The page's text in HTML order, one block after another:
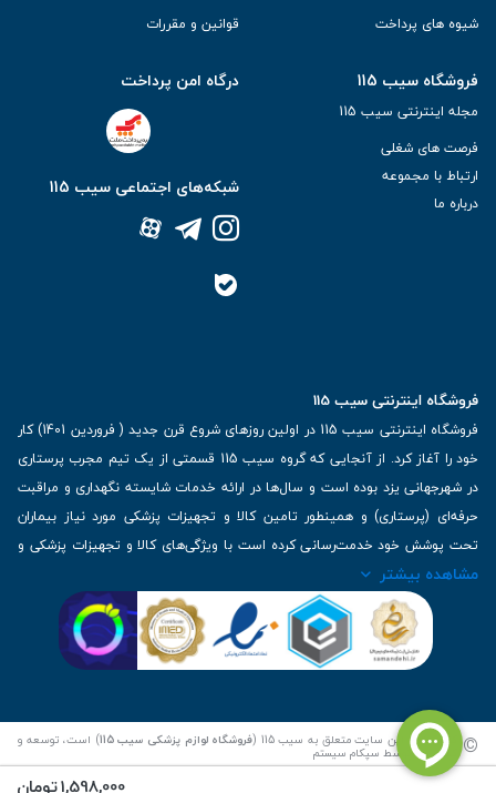
1,598,000تومان
شیوه های پرداخت
قوانین و مقررات
فروشگاه سیب 115
مجله اینترنتی سیب 115
فرصت های شغلی
ارتباط با مجموعه
درباره ما
درگاه امن پرداخت
شبکه‌های اجتماعی سیب 115
فروشگاه اینترنتی سیب 115
فروشگاه اینترنتی سیب 115 در اولین روزهای شروع قرن جدید ( فروردین 1401) کار
خود را آغاز کرد. از آنجایی که گروه سیب 115 قسمتی از یک تیم مجرب پرستاری
در شهرجهانی یزد بوده است و سال‌ها در ارائه خدمات شایسته نگهداری و مراقبت
حرفه‌ای (پرستاری) و همینطور تامین کالا و تجهیزات پزشکی مورد نیاز بیماران
تحت پوشش خود خدمت‌رسانی کرده است با ویژگی‌های کالا و تجهیزات پزشکی و
برترین برندهای موجود در بازار اطلاعات بسیار ارزشمندی را دارا می‌باشد
| تلفن تماس : 36333383-035 | ایمیل: Info@Sib115.com
مشاهده بیشتر
© کلیه حقوق این سایت متعلق به سیب 115 ( فروشگاه لوازم پزشکی سیب 115 ) است، توسعه و
کدنویسی توسط سپکام سیستم